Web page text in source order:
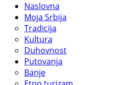
Naslovna
Moja Srbija
Tradicija
Kultura
Duhovnost
Putovanja
Banje